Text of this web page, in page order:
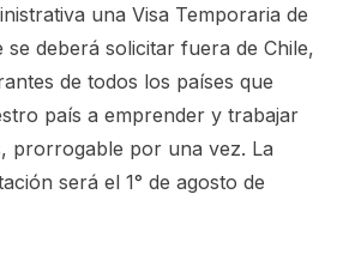
una Visa Temporaria de
se deberá solicitar fuera de Chile,
de todos los países que
país a emprender y trabajar
prorrogable por una vez. La
será el 1° de agosto de